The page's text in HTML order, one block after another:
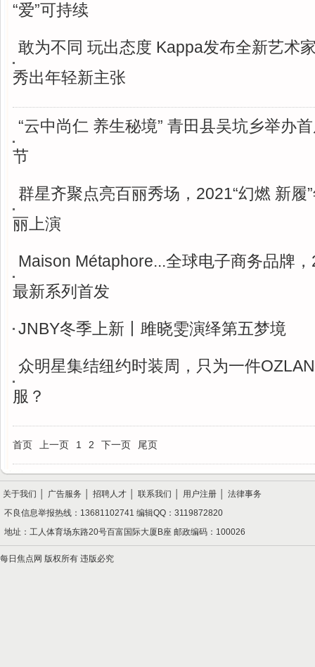
“爱”可持续
敢为不同 玩出态度 Kappa发布全新艺术
秀出年轻新主张
“云中尚仁 养生秘境” 青田县吴坑乡举办
节
群星齐聚点亮百丽秀场，2021“幻燃 新履
丽上演
Maison Métaphore...全球电子商务品牌
最新系列首发
JNBY冬季上新丨雎晓雯演绎第五梦境
众明星集结纽约时装周，只为一件
服？
首页 上一页 1 2 下一页 尾页
关于我们 广告服务 招聘人才 联系我们 用户注册
法律事务
不良信息举报热线：13681102741 编辑QQ：3119872820
地址：工人体育场东路20号百富国际大厦B座 邮政编码：100026
每日焦点网 版权所有 违版必究